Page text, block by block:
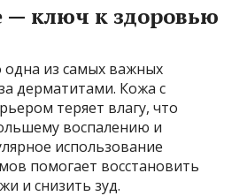
— ключ к здоровью
из самых важных
дерматитами. Кожа с
теряет влагу, что
воспалению и
использование
помогает восстановить
и снизить зуд.